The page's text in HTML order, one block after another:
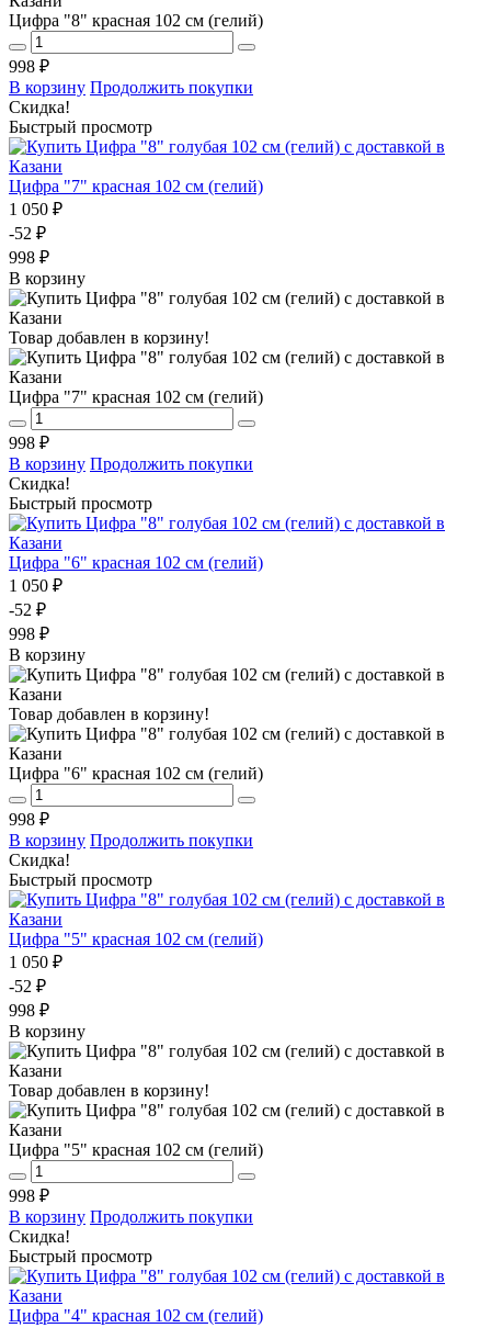
Цифра "8" красная 102 см (гелий)
998 ₽
В корзину Продолжить покупки
Скидка!
Быстрый просмотр
Цифра "7" красная 102 см (гелий)
1 050 ₽
-52 ₽
998 ₽
В корзину
Товар добавлен в корзину!
Цифра "7" красная 102 см (гелий)
998 ₽
В корзину Продолжить покупки
Скидка!
Быстрый просмотр
Цифра "6" красная 102 см (гелий)
1 050 ₽
-52 ₽
998 ₽
В корзину
Товар добавлен в корзину!
Цифра "6" красная 102 см (гелий)
998 ₽
В корзину Продолжить покупки
Скидка!
Быстрый просмотр
Цифра "5" красная 102 см (гелий)
1 050 ₽
-52 ₽
998 ₽
В корзину
Товар добавлен в корзину!
Цифра "5" красная 102 см (гелий)
998 ₽
В корзину Продолжить покупки
Скидка!
Быстрый просмотр
Цифра "4" красная 102 см (гелий)